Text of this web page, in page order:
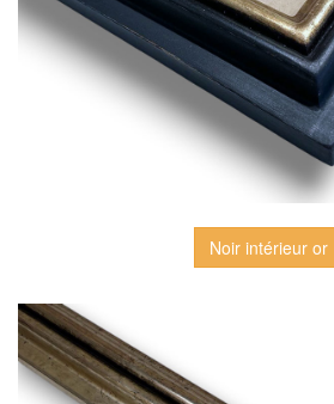
Noir intérieur or